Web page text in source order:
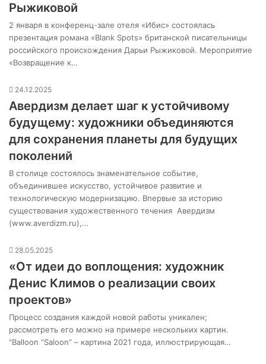
Рыжиковой
2 января в конференц-зале отеля «Ибис» состоялась
презентация романа «Blank Spots» британской писательницы
российского происхождения Дарьи Рыжиковой. Мероприятие
«Возвращение к…
24.12.2025
Авердизм делает шаг к устойчивому
будущему: художники объединяются
для сохранения планеты для будущих
поколений
В столице состоялось знаменательное событие,
объединившее искусство, устойчивое развитие и
технологическую модернизацию. Впервые за историю
существования художественного течения Авердизм
(www.averdizm.ru),…
28.05.2025
«От идеи до воплощения: художник
Денис Климов о реализации своих
проектов»
Процесс создания каждой новой работы уникален;
рассмотреть его можно на примере нескольких картин.
“Balloon “Saloon” – картина 2021 года, иллюстрирующая…